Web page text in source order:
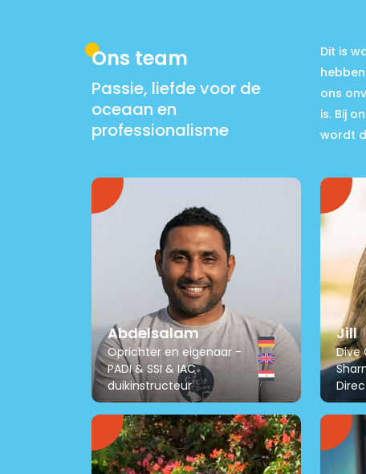
Ons team
Passie, liefde voor de
oceaan en
professionalisme
Dit is
ons
is. Bij
wordt
Abdelsalam
Oprichter en eigenaar -
PADI & SSI & IAC
duikinstructeur
Jill
Dive